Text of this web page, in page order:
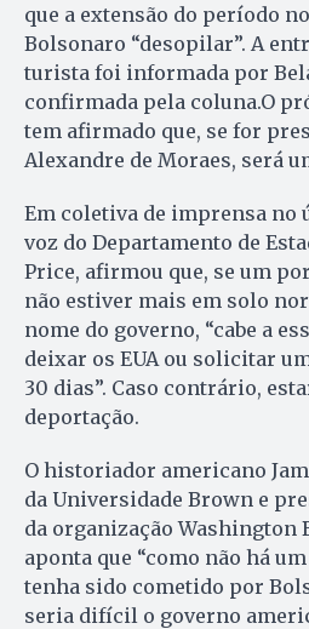
que a extensão do período
Bolsonaro “desopilar”. A
turista foi informada por
confirmada pela coluna.O
tem afirmado que, se for
Alexandre de Moraes, será
Em coletiva de imprensa no
voz do Departamento de
Price, afirmou que, se um
não estiver mais em solo
nome do governo, “cabe a
deixar os EUA ou solicitar
30 dias”. Caso contrário,
deportação.
O historiador americano
da Universidade Brown e
da organização Washington
aponta que “como não há
tenha sido cometido por
seria difícil o governo